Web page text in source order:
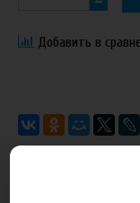
Добавить в